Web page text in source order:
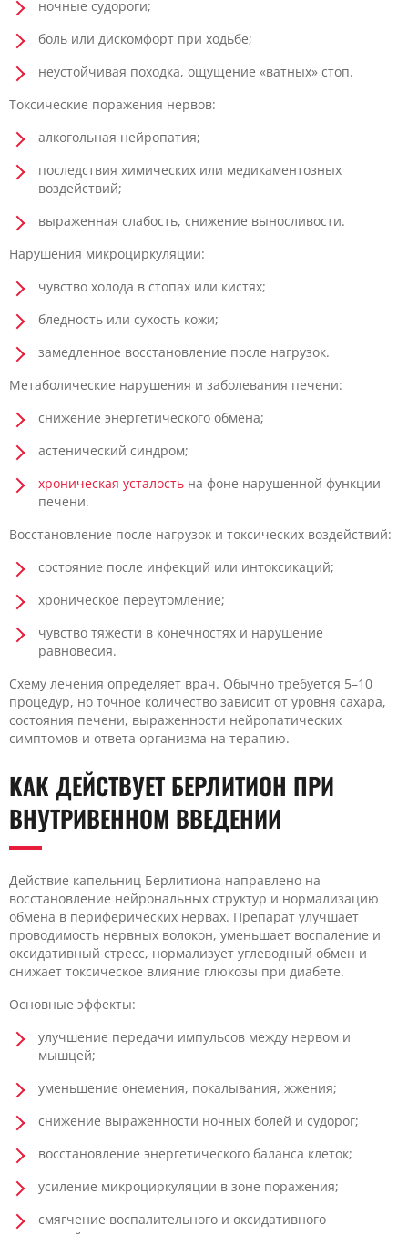
ночные судороги;
боль или дискомфорт при ходьбе;
неустойчивая походка, ощущение «ватных» стоп.
Токсические поражения нервов:
алкогольная нейропатия;
последствия химических или медикаментозных
воздействий;
выраженная слабость, снижение выносливости.
Нарушения микроциркуляции:
чувство холода в стопах или кистях;
бледность или сухость кожи;
замедленное восстановление после нагрузок.
Метаболические нарушения и заболевания печени:
снижение энергетического обмена;
астенический синдром;
хроническая усталость на фоне нарушенной функции
печени.
Восстановление после нагрузок и токсических воздействий:
состояние после инфекций или интоксикаций;
хроническое переутомление;
чувство тяжести в конечностях и нарушение
равновесия.
Схему лечения определяет врач. Обычно требуется 5–10
процедур, но точное количество зависит от уровня сахара,
состояния печени, выраженности нейропатических
симптомов и ответа организма на терапию.
КАК ДЕЙСТВУЕТ БЕРЛИТИОН ПРИ
ВНУТРИВЕННОМ ВВЕДЕНИИ
Действие капельниц Берлитиона направлено на
восстановление нейрональных структур и нормализацию
обмена в периферических нервах. Препарат улучшает
проводимость нервных волокон, уменьшает воспаление и
оксидативный стресс, нормализует углеводный обмен и
снижает токсическое влияние глюкозы при диабете.
Основные эффекты:
улучшение передачи импульсов между нервом и
мышцей;
уменьшение онемения, покалывания, жжения;
снижение выраженности ночных болей и судорог;
восстановление энергетического баланса клеток;
усиление микроциркуляции в зоне поражения;
смягчение воспалительного и оксидативного